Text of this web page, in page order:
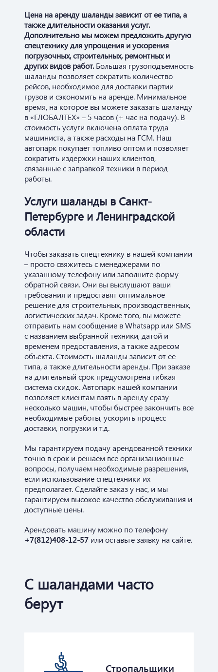
Цена на аренду шаланды зависит от ее типа, а
также длительности оказания услуг.
Дополнительно мы можем предложить другую
спецтехнику для упрощения и ускорения
погрузочных, строительных, ремонтных и
других видов работ.Большая грузоподъемность
шаланды позволяет сократить количество
рейсов, необходимое для доставки партии
грузов и сэкономить на аренде. Минимальное
время, на которое вы можете заказать шаланду
в «ГЛОБАЛТЕХ» – 5 часов (+ час на подачу). В
стоимость услуги включена оплата труда
машиниста, а также расходы на ГСМ. Наш
автопарк покупает топливо оптом и позволяет
сократить издержки наших клиентов,
связанные с заправкой техники в период
работы.
Услуги шаланды в Санкт-
Петербурге и Ленинградской
области
Чтобы заказать спецтехнику в нашей компании
– просто свяжитесь с менеджерами по
указанному телефону или заполните форму
обратной связи. Они вы выслушают ваши
требования и предоставят оптимальное
решение для строительных, производственных,
логистических задач. Кроме того, вы можете
отправить нам сообщение в Whatsapp или SMS
с названием выбранной техники, датой и
временем предоставления, а также адресом
объекта. Стоимость шаланды зависит от ее
типа, а также длительности аренды. При заказе
на длительный срок предусмотрена гибкая
система скидок. Автопарк нашей компании
позволяет клиентам взять в аренду сразу
несколько машин, чтобы быстрее закончить все
необходимые работы, ускорить процесс
доставки, погрузки и т.д.
Мы гарантируем подачу арендованной техники
точно в срок и решаем все организационные
вопросы, получаем необходимые разрешения,
если использование спецтехники их
предполагает. Сделайте заказ у нас, и мы
гарантируем высокое качество обслуживания и
доступные цены.
Арендовать машину можно по телефону
+7(812)408-12-57 или оставьте заявку на сайте.
С шаландами часто
берут
Стропальщики